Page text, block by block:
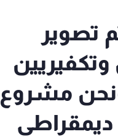
تصوير
مشروع
ديمقراطي